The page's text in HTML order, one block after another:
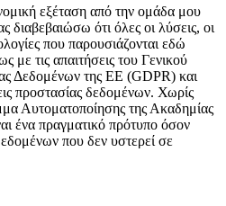
εξέταση από την ομάδα μου
διαβεβαιώσω ότι όλες οι λύσεις, οι
που παρουσιάζονται εδώ
με τις απαιτήσεις του Γενικού
Δεδομένων της ΕΕ (GDPR) και
προστασίας δεδομένων. Χωρίς
Αυτοματοποίησης της Ακαδημίας
ένα πραγματικό πρότυπο όσον
που δεν υστερεί σε